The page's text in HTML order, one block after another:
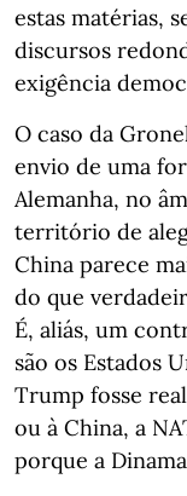
estas matérias,
discursos
exigência
O caso da
envio de uma
Alemanha, no
território de
China parece
do que
É, aliás, um
são os Estados
Trump fosse
ou à China, a
porque a